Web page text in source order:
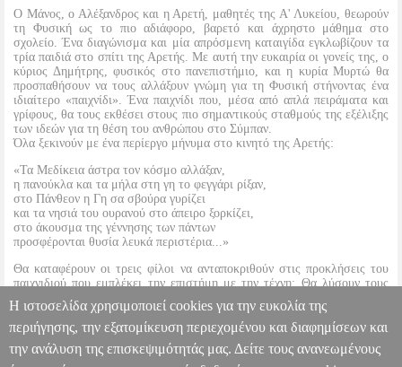
Ο Μάνος, ο Αλέξανδρος και η Αρετή, μαθητές της Α' Λυκείου, θεωρούν
τη Φυσική ως το πιο αδιάφορο, βαρετό και άχρηστο μάθημα στο
σχολείο. Ένα διαγώνισμα και μία απρόσμενη καταιγίδα εγκλωβίζουν τα
τρία παιδιά στο σπίτι της Αρετής. Με αυτή την ευκαιρία οι γονείς της, ο
κύριος Δημήτρης, φυσικός στο πανεπιστήμιο, και η κυρία Μυρτώ θα
προσπαθήσουν να τους αλλάξουν γνώμη για τη Φυσική στήνοντας ένα
ιδιαίτερο «παιχνίδι». Ένα παιχνίδι που, μέσα από απλά πειράματα και
γρίφους, θα τους εκθέσει στους πιο σημαντικούς σταθμούς της εξέλιξης
των ιδεών για τη θέση του ανθρώπου στο Σύμπαν.
Όλα ξεκινούν με ένα περίεργο μήνυμα στο κινητό της Αρετής:
«Τα Μεδίκεια άστρα τον κόσμο αλλάξαν,
η πανούκλα και τα μήλα στη γη το φεγγάρι ρίξαν,
στο Πάνθεον η Γη σα σβούρα γυρίζει
και τα νησιά του ουρανού στο άπειρο ξορκίζει,
στο άκουσμα της γέννησης των πάντων
προσφέρονται θυσία λευκά περιστέρια...»
Θα καταφέρουν οι τρεις φίλοι να ανταποκριθούν στις προκλήσεις του
παιχνιδιού που εμπλέκει την επιστήμη με την τέχνη; Θα λύσουν τους
γρίφους που καλούνται να αντιμετωπίσουν; Θα μπορέσουν να
κατακτήσουν το πολύτιμο έπαθλο;
ΚΑΤΑΡΑΜΕΝΗ ΦΥΣΙΚΗ BKS.0020765 BKS.0020765
Η ιστοσελίδα χρησιμοποιεί cookies για την ευκολία της
περιήγησης, την εξατομίκευση περιεχομένου και διαφημίσεων και
την ανάλυση της επισκεψιμότητάς μας. Δείτε τους ανανεωμένους